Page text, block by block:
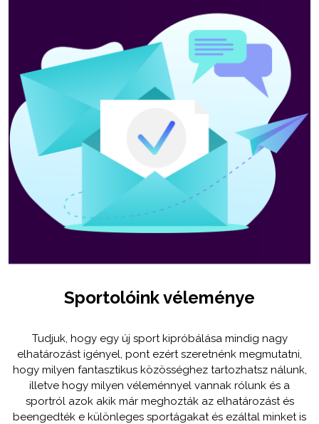
Sportolóink véleménye
Tudjuk, hogy egy új sport kipróbálása mindig nagy
elhatározást igényel, pont ezért szeretnénk megmutatni,
hogy milyen fantasztikus közösséghez tartozhatsz nálunk,
illetve hogy milyen véleménnyel vannak rólunk és a
sportról azok akik már meghozták az elhatározást és
beengedték e különleges sportágakat és ezáltal minket is